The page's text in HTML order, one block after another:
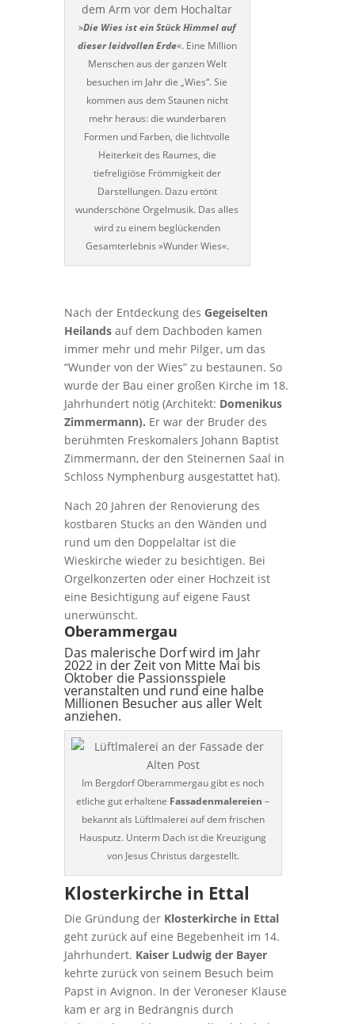
»Die Wies ist ein Stück Himmel auf
dieser leidvollen Erde«. Eine Million
Menschen aus der ganzen Welt
besuchen im Jahr die „Wies“. Sie
kommen aus dem Staunen nicht
mehr heraus: die wunderbaren
Formen und Farben, die lichtvolle
Heiterkeit des Raumes, die
tiefreligiöse Frömmigkeit der
Darstellungen. Dazu ertönt
wunderschöne Orgelmusik. Das alles
wird zu einem beglückenden
Gesamterlebnis »Wunder Wies«.
Nach der Entdeckung des Gegeiselten
Heilandsauf dem Dachboden kamen
immer mehr und mehr Pilger, um das
“Wunder von der Wies” zu bestaunen. So
wurde der Bau einer großen Kirche im 18.
Jahrhundert nötig (Architekt: Domenikus
Zimmermann). Er war der Bruder des
berühmten Freskomalers Johann Baptist
Zimmermann, der den Steinernen Saal in
Schloss Nymphenburg ausgestattet hat).
Nach 20 Jahren der Renovierung des
kostbaren Stucks an den Wänden und
rund um den Doppelaltar ist die
Wieskirche wieder zu besichtigen. Bei
Orgelkonzerten oder einer Hochzeit ist
eine Besichtigung auf eigene Faust
unerwünscht.
Oberammergau
Das malerische Dorf wird im Jahr
2022 in der Zeit von Mitte Mai bis
Oktober die Passionsspiele
veranstalten und rund eine halbe
Millionen Besucher aus aller Welt
anziehen.
Im Bergdorf Oberammergau gibt es noch
etliche gut erhaltene Fassadenmalereien –
bekannt als Lüftlmalerei auf dem frischen
Hausputz. Unterm Dach ist die Kreuzigung
von Jesus Christus dargestellt.
Klosterkirche in Ettal
Die Gründung der Klosterkirche in Ettal
geht zurück auf eine Begebenheit im 14.
Jahrhundert. Kaiser Ludwig der Bayer
kehrte zurück von seinem Besuch beim
Papst in Avignon. In der Veroneser Klause
kam er arg in Bedrängnis durch